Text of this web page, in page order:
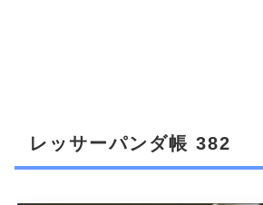
レッサーパンダ帳 382